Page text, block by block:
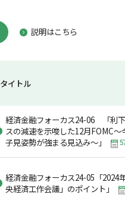
説明はこちら
タイトル
経済金融フォーカス24-06 「利
スの減速を示唆した12月FOMC～
子見姿勢が強まる見込み～」
経済金融フォーカス24-05「2024
央経済工作会議」のポイント」